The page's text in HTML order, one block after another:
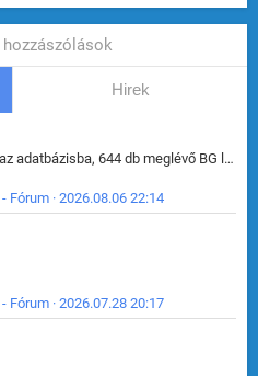
Hirek
149 új BG lap került be az adatbázisba, 644 db meglévő BG lap módosult, bekerültek az új képek a megváltozott lapokhoz is.
· 2026.08.06 22:14
· 2026.07.28 20:17